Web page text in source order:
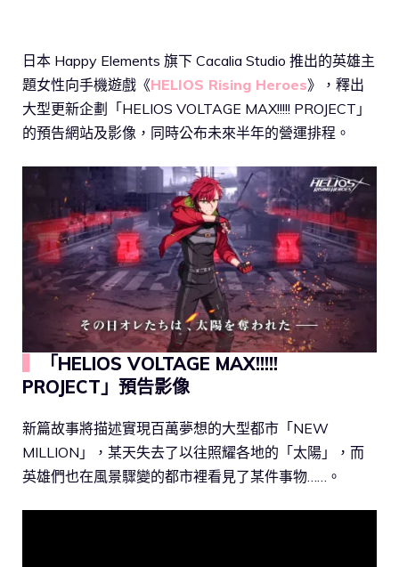
日本 Happy Elements 旗下 Cacalia Studio 推出的英雄主
題女性向手機遊戲《HELIOS Rising Heroes》，釋出
大型更新企劃「HELIOS VOLTAGE MAX!!!!! PROJECT」
的預告網站及影像，同時公布未來半年的營運排程。
「HELIOS VOLTAGE MAX!!!!!
PROJECT」預告影像
新篇故事將描述實現百萬夢想的大型都市「NEW
MILLION」，某天失去了以往照耀各地的「太陽」，而
英雄們也在風景驟變的都市裡看見了某件事物……。